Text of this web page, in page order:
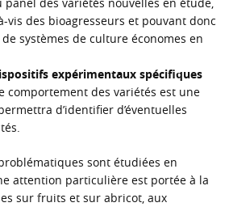
vis des bioagresseurs et pouvant donc
systèmes de culture économes en
expérimentaux spécifiques
comportement des variétés est une
d’identifier d’éventuelles
sont étudiées en
attention particulière est portée à la
sur fruits et sur abricot, aux